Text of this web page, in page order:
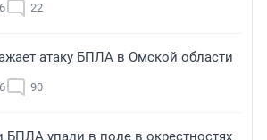
22
атаку БПЛА в Омской области
90
БПЛА упали в поле в окрестностях